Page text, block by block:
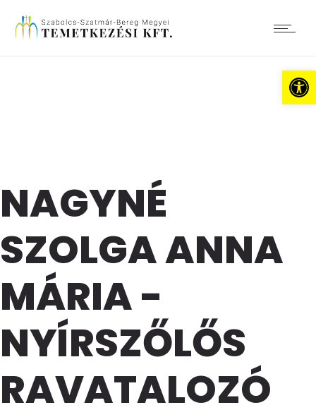
NAGYNÉ
SZOLGA ANNA
MÁRIA -
NYÍRSZŐLŐS
RAVATALOZÓ